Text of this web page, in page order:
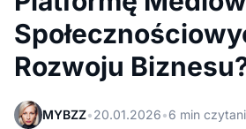
Rozwoju
MYBZZ•20.01.2026•6 min